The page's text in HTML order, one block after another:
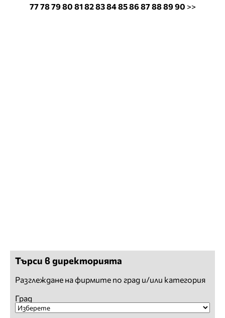
77787980 81 828384858687888990 >>
Търси в директорията
Разглеждане на фирмите по град и/или категория
Град